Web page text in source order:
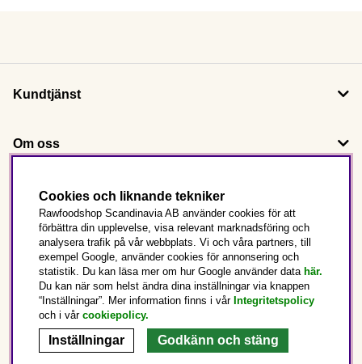
Kundtjänst
Om oss
Följ oss
Det här är Rawfoodshop
Sverige
Cookies och liknande tekniker
Rawfoodshop Scandinavia AB använder cookies för att
förbättra din upplevelse, visa relevant marknadsföring och
analysera trafik på vår webbplats. Vi och våra partners, till
exempel Google, använder cookies för annonsering och
statistik. Du kan läsa mer om hur Google använder data här.
Du kan när som helst ändra dina inställningar via knappen
“Inställningar”. Mer information finns i vår Integritetspolicy
och i vår cookiepolicy.
Inställningar Godkänn och stäng